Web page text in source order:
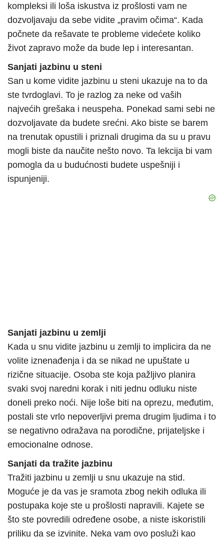
kompleksi ili loša iskustva iz prošlosti vam ne
dozvoljavaju da sebe vidite „pravim očima“. Kada
počnete da rešavate te probleme videćete koliko
život zapravo može da bude lep i interesantan.
Sanjati jazbinu u steni
San u kome vidite jazbinu u steni ukazuje na to da
ste tvrdoglavi. To je razlog za neke od vaših
najvećih grešaka i neuspeha. Ponekad sami sebi ne
dozvoljavate da budete srećni. Ako biste se barem
na trenutak opustili i priznali drugima da su u pravu
mogli biste da naučite nešto novo. Ta lekcija bi vam
pomogla da u budućnosti budete uspešniji i
ispunjeniji.
Sanjati jazbinu u zemlji
Kada u snu vidite jazbinu u zemlji to implicira da ne
volite iznenađenja i da se nikad ne upuštate u
rizične situacije. Osoba ste koja pažljivo planira
svaki svoj naredni korak i niti jednu odluku niste
doneli preko noći. Nije loše biti na oprezu, međutim,
postali ste vrlo nepoverljivi prema drugim ljudima i to
se negativno odražava na porodične, prijateljske i
emocionalne odnose.
Sanjati da tražite jazbinu
Tražiti jazbinu u zemlji u snu ukazuje na stid.
Moguće je da vas je sramota zbog nekih odluka ili
postupaka koje ste u prošlosti napravili. Kajete se
što ste povredili određene osobe, a niste iskoristili
priliku da se izvinite. Neka vam ovo posluži kao